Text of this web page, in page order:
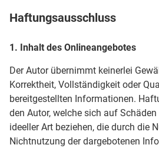
Haftungsausschluss
1. Inhalt des Onlineangebotes
Der Autor übernimmt keinerlei
Korrektheit, Vollständigkeit oder
bereitgestellten Informationen.
den Autor, welche sich auf
ideeller Art beziehen, die durch die
Nichtnutzung der dargebotenen